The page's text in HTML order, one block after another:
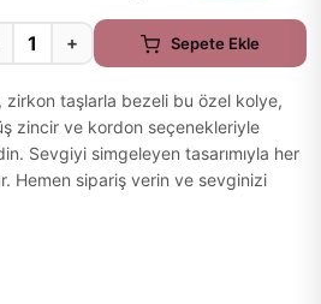
+ Sepete Ekle
zirkon taşlarla bezeli bu özel kolye,
zincir ve kordon seçenekleriyle
Sevgiyi simgeleyen tasarımıyla her
Hemen sipariş verin ve sevginizi